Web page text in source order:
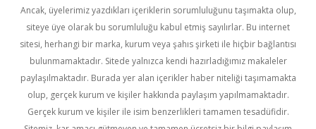
Ancak, üyelerimiz yazdıkları içeriklerin sorumluluğunu taşımakta olup,
siteye üye olarak bu sorumluluğu kabul etmiş sayılırlar. Bu internet
sitesi, herhangi bir marka, kurum veya şahıs şirketi ile hiçbir bağlantısı
bulunmamaktadır. Sitede yalnızca kendi hazırladığımız makaleler
paylaşılmaktadır. Burada yer alan içerikler haber niteliği taşımamakta
olup, gerçek kurum ve kişiler hakkında paylaşım yapılmamaktadır.
Gerçek kurum ve kişiler ile isim benzerlikleri tamamen tesadüfidir.